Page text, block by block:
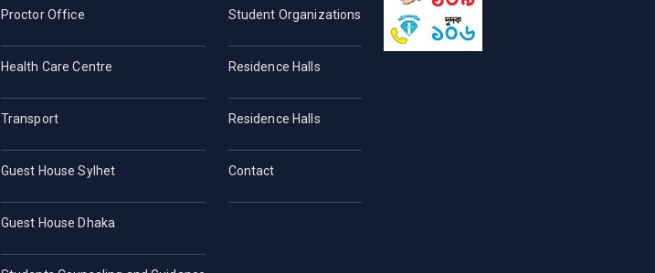
Proctor Office
Health Care Centre
Transport
Guest House Sylhet
Guest House Dhaka
Student Organizations
Residence Halls
Residence Halls
Contact